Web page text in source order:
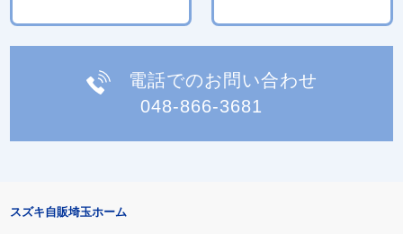
電話でのお問い合わせ
048-866-3681
スズキ自販埼玉ホーム